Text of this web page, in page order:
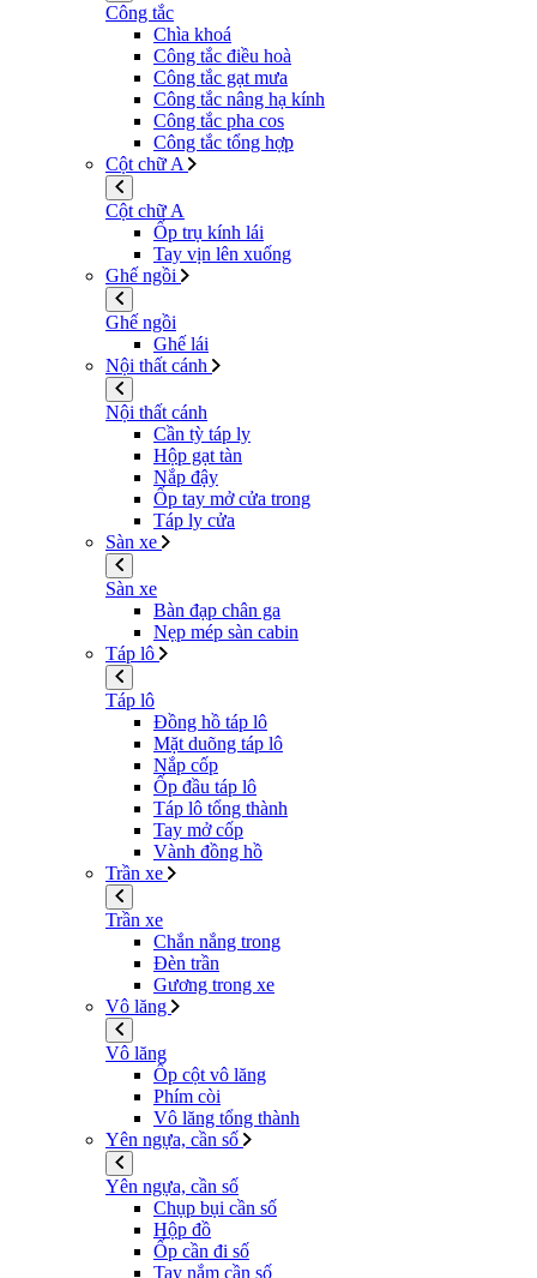
Công tắc
Chìa khoá
Công tắc điều hoà
Công tắc gạt mưa
Công tắc nâng hạ kính
Công tắc pha cos
Công tắc tổng hợp
Cột chữ A
Cột chữ A
Ốp trụ kính lái
Tay vịn lên xuống
Ghế ngồi
Ghế ngồi
Ghế lái
Nội thất cánh
Nội thất cánh
Cần tỳ táp ly
Hộp gạt tàn
Nắp đậy
Ốp tay mở cửa trong
Táp ly cửa
Sàn xe
Sàn xe
Bàn đạp chân ga
Nẹp mép sàn cabin
Táp lô
Táp lô
Đồng hồ táp lô
Mặt duõng táp lô
Nắp cốp
Ốp đầu táp lô
Táp lô tổng thành
Tay mở cốp
Vành đồng hồ
Trần xe
Trần xe
Chắn nắng trong
Đèn trần
Gương trong xe
Vô lăng
Vô lăng
Ốp cột vô lăng
Phím còi
Vô lăng tổng thành
Yên ngựa, cần số
Yên ngựa, cần số
Chụp bụi cần số
Hộp đồ
Ốp cần đi số
Tay nắm cần số